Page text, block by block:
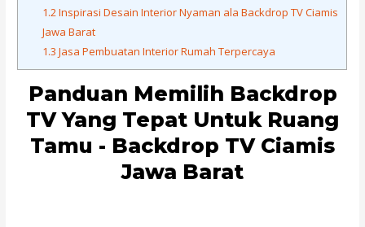
1.2 Inspirasi Desain Interior Nyaman ala Backdrop TV Ciamis
Jawa Barat
1.3 Jasa Pembuatan Interior Rumah Terpercaya
Panduan Memilih Backdrop
TV Yang Tepat Untuk Ruang
Tamu - Backdrop TV Ciamis
Jawa Barat